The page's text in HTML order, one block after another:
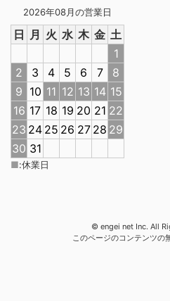
2026年08月の営業日
日 月 火 水 木 金 土
1
2
3 4 5 6 7
8
9 10 11 12 13 14 15
16 17 18 19 20 21 22
23 24 25 26 27 28 29
30 31
■:休業日
© engei net Inc. All
このページのコンテンツの